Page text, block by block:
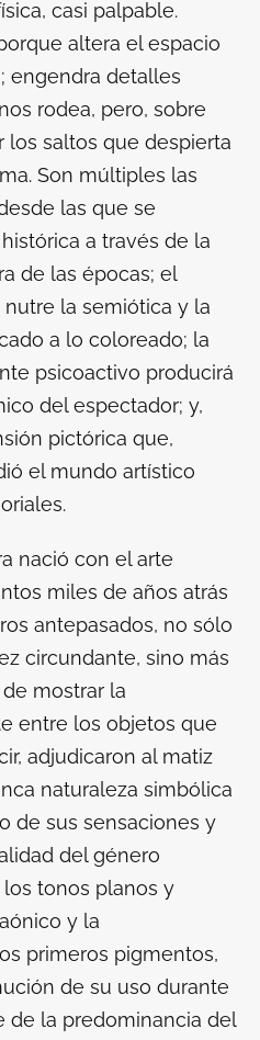
casi palpable.
altera el espacio
engendra detalles
rodea, pero, sobre
los saltos que despierta
Son múltiples las
las que se
a través de la
de las épocas; el
la semiótica y la
a lo coloreado; la
psicoactivo producirá
del espectador; y,
pictórica que,
el mundo artístico
nació con el arte
miles de años atrás
antepasados, no sólo
circundante, sino más
mostrar la
entre los objetos que
adjudicaron al matiz
naturaleza simbólica
de sus sensaciones y
del género
tonos planos y
y la
primeros pigmentos,
de su uso durante
de la predominancia del